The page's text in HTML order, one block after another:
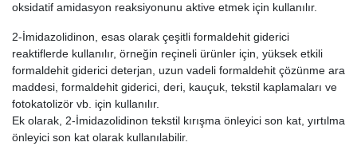
oksidatif amidasyon reaksiyonunu aktive etmek için kullanılır.
2-İmidazolidinon, esas olarak çeşitli formaldehit giderici
reaktiflerde kullanılır, örneğin reçineli ürünler için, yüksek etkili
formaldehit giderici deterjan, uzun vadeli formaldehit çözünme ara
maddesi, formaldehit giderici, deri, kauçuk, tekstil kaplamaları ve
fotokatolizör vb. için kullanılır.
Ek olarak, 2-İmidazolidinon tekstil kırışma önleyici son kat, yırtılma
önleyici son kat olarak kullanılabilir.